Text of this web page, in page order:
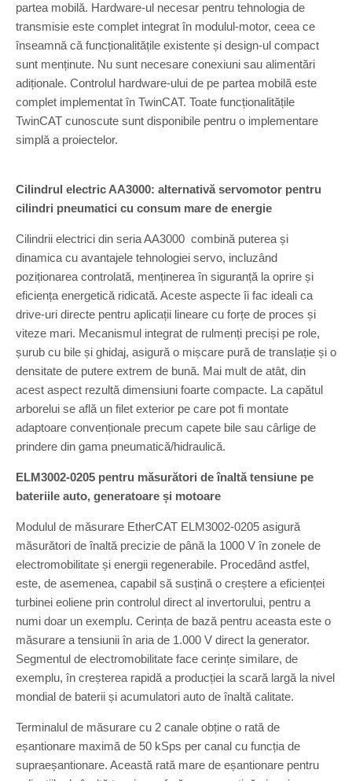
partea mobilă. Hardware-ul necesar pentru tehnologia de
transmisie este complet integrat în modulul-motor, ceea ce
înseamnă că funcționalitățile existente și design-ul compact
sunt menținute. Nu sunt necesare conexiuni sau alimentări
adiționale. Controlul hardware-ului de pe partea mobilă este
complet implementat în TwinCAT. Toate funcționalitățile
TwinCAT cunoscute sunt disponibile pentru o implementare
simplă a proiectelor.
Cilindrul electric AA3000: alternativă servomotor pentru
cilindri pneumatici cu consum mare de energie
Cilindrii electrici din seria AA3000 combină puterea și
dinamica cu avantajele tehnologiei servo, incluzând
poziționarea controlată, menținerea în siguranță la oprire și
eficiența energetică ridicată. Aceste aspecte îi fac ideali ca
drive-uri directe pentru aplicații lineare cu forțe de proces și
viteze mari. Mecanismul integrat de rulmenți preciși pe role,
șurub cu bile și ghidaj, asigură o mișcare pură de translație și o
densitate de putere extrem de bună. Mai mult de atât, din
acest aspect rezultă dimensiuni foarte compacte. La capătul
arborelui se află un filet exterior pe care pot fi montate
adaptoare convenționale precum capete bile sau cârlige de
prindere din gama pneumatică/hidraulică.
ELM3002-0205 pentru măsurători de înaltă tensiune pe
bateriile auto, generatoare și motoare
Modulul de măsurare EtherCAT ELM3002-0205 asigură
măsurători de înaltă precizie de până la 1000 V în zonele de
electromobilitate și energii regenerabile. Procedând astfel,
este, de asemenea, capabil să susțină o creștere a eficienței
turbinei eoliene prin controlul direct al invertorului, pentru a
numi doar un exemplu. Cerința de bază pentru aceasta este o
măsurare a tensiunii în aria de 1.000 V direct la generator.
Segmentul de electromobilitate face cerințe similare, de
exemplu, în creșterea rapidă a producției la scară largă la nivel
mondial de baterii și acumulatori auto de înaltă calitate.
Terminalul de măsurare cu 2 canale obține o rată de
eșantionare maximă de 50 kSps per canal cu funcția de
supraeșantionare. Această rată mare de eșantionare pentru